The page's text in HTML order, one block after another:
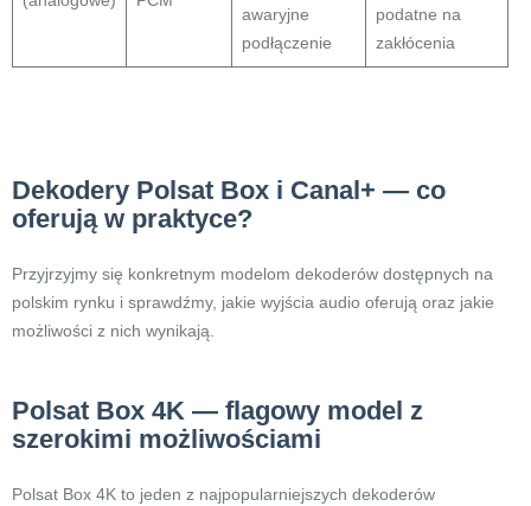
awaryjne
podłączenie
podatne na
zakłócenia
Dekodery Polsat Box i Canal+ — co
oferują w praktyce?
Przyjrzyjmy się konkretnym modelom dekoderów dostępnych na
polskim rynku i sprawdźmy, jakie wyjścia audio oferują oraz jakie
możliwości z nich wynikają.
Polsat Box 4K — flagowy model z
szerokimi możliwościami
Polsat Box 4K to jeden z najpopularniejszych dekoderów